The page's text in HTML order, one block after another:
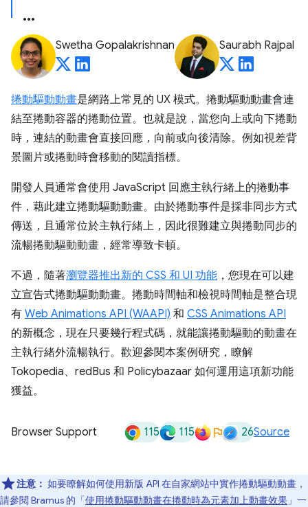
Swetha Gopalakrishnan Saurabh Rajpal
捲動驅動動畫是網路上常見的 UX 模式。捲動驅動動畫會連
結至捲動容器的捲動位置。也就是說，當您向上或向下捲動
時，連結的動畫會直接回應，向前或向後清除。例如視差背
景圖片或捲動時會移動的閱讀指標。
開發人員通常會使用 JavaScript 回應主執行緒上的捲動事
件，藉此建立捲動驅動動畫。由於捲動事件是採非同步方式
傳送，且通常位於主執行緒上，因此很難建立與捲動同步的
流暢捲動驅動動畫，經常導致卡頓。
不過，隨著瀏覽器推出新的 CSS 和 UI 功能 ，您現在可以建
立宣告式捲動驅動動畫。捲動時間軸和檢視時間軸是整合現
有 Web Animations API (WAAPI) 和 CSS Animations API
的新概念，現在只要幾行程式碼，就能讓捲動驅動的動畫在
主執行緒外流暢執行。歡迎參閱本案例研究，瞭解
Tokopedia、redBus 和 Policybazaar 如何運用這項新功能
獲益。
Browser Support 115 115 26Source
注意： 如要瞭解如何使用新版 API 在自家網站中實作捲動驅動動畫，
請參閱 Bramus 的「使用捲動驅動動畫在捲動時為元素加上動畫效果 」一